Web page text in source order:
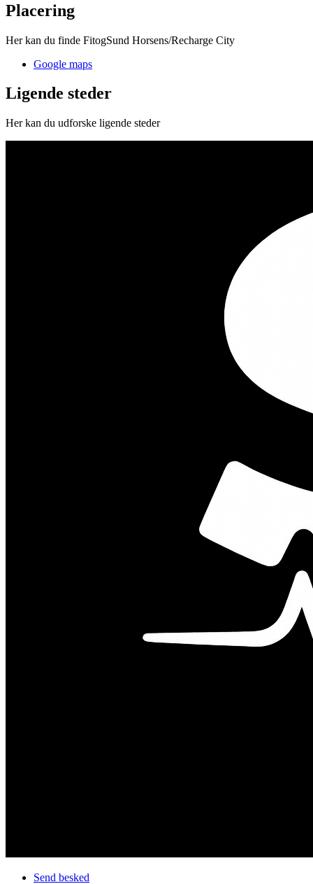
Placering
Her kan du finde FitogSund Horsens/Recharge City
Google maps
Ligende steder
Her kan du udforske ligende steder
Send besked